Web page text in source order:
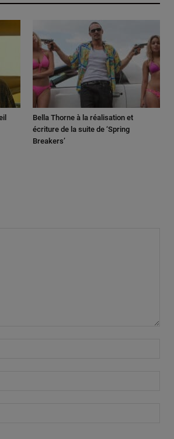
Bella Thorne à la réalisation et
écriture de la suite de ‘Spring
Breakers’